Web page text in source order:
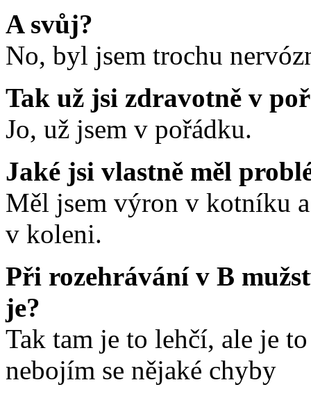
A svůj?
No, byl jsem trochu
Tak už jsi zdravotně v
Jo, už jsem v pořádku.
Jaké jsi vlastně měl
Měl jsem výron v kotníku
v koleni.
Při rozehrávání v B
je?
Tak tam je to lehčí, ale je
nebojím se nějaké chyby